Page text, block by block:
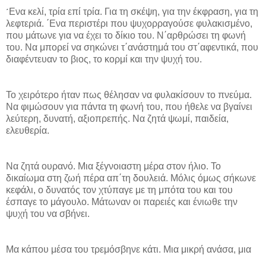
΄Ενα κελί, τρία επί τρία. Για τη σκέψη, για την έκφραση, για τη
λεφτεριά. ΄Ενα περιστέρι που ψυχορραγούσε φυλακισμένο,
που μάτωνε για να έχει το δίκιο του. Ν΄αρθρώσει τη φωνή
του. Να μπορεί να σηκώνει τ΄ανάστημά του στ΄αφεντικά, που
διαφέντευαν το βιος, το κορμί και την ψυχή του.
Το χειρότερο ήταν πως θέλησαν να φυλακίσουν το πνεύμα.
Να φιμώσουν για πάντα τη φωνή του, που ήθελε να βγαίνει
λεύτερη, δυνατή, αξιοπρεπής. Να ζητά ψωμί, παιδεία,
ελευθερία.
Να ζητά ουρανό. Μια ξέγνοιαστη μέρα στον ήλιο. Το
δικαίωμα στη ζωή πέρα απ΄τη δουλειά. Μόλις όμως σήκωνε
κεφάλι, ο δυνατός τον χτύπαγε με τη μπότα του και του
έσπαγε το μάγουλο. Μάτωναν οι παρειές και ένιωθε την
ψυχή του να σβήνει.
Μα κάπου μέσα του τρεμόσβηνε κάτι. Μια μικρή ανάσα, μια